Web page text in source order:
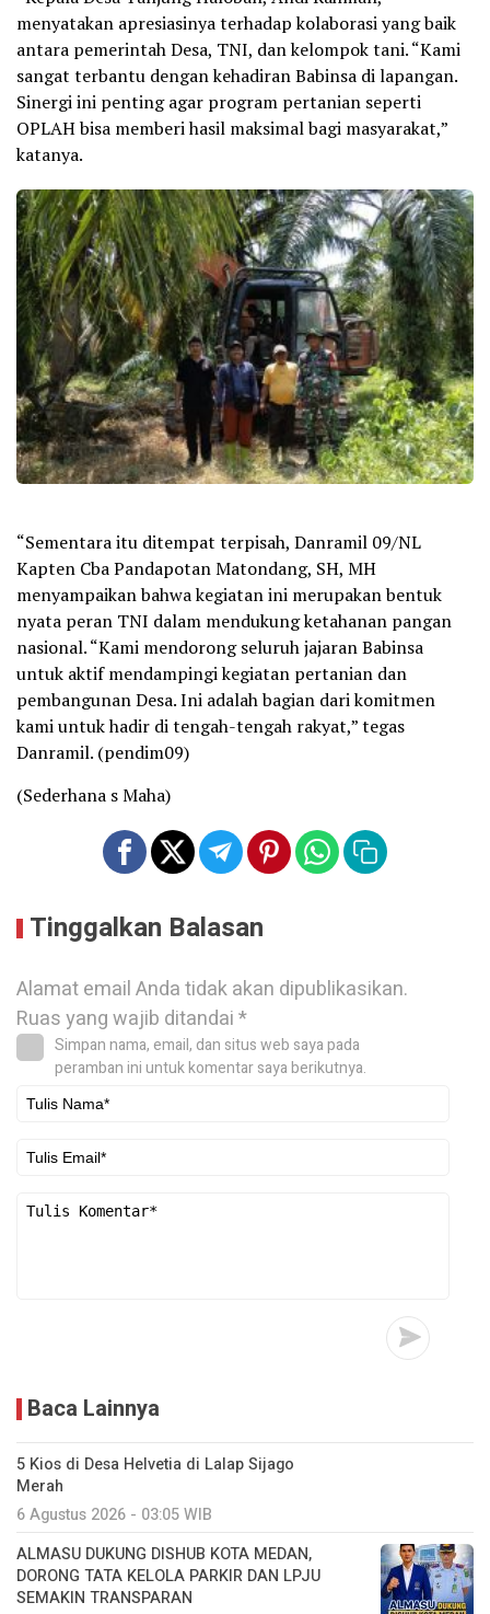
menyatakan apresiasinya terhadap kolaborasi yang baik
antara pemerintah Desa, TNI, dan kelompok tani. “Kami
sangat terbantu dengan kehadiran Babinsa di lapangan.
Sinergi ini penting agar program pertanian seperti
OPLAH bisa memberi hasil maksimal bagi masyarakat,”
katanya.
“Sementara itu ditempat terpisah, Danramil 09/NL
Kapten Cba Pandapotan Matondang, SH, MH
menyampaikan bahwa kegiatan ini merupakan bentuk
nyata peran TNI dalam mendukung ketahanan pangan
nasional. “Kami mendorong seluruh jajaran Babinsa
untuk aktif mendampingi kegiatan pertanian dan
pembangunan Desa. Ini adalah bagian dari komitmen
kami untuk hadir di tengah-tengah rakyat,” tegas
Danramil. (pendim09)
(Sederhana s Maha)
Tinggalkan Balasan
Alamat email Anda tidak akan dipublikasikan.
Ruas yang wajib ditandai*
Simpan nama, email, dan situs web saya pada
peramban ini untuk komentar saya berikutnya.
Baca Lainnya
5 Kios di Desa Helvetia di Lalap Sijago
Merah
6 Agustus 2026 - 03:05 WIB
ALMASU DUKUNG DISHUB KOTA MEDAN,
DORONG TATA KELOLA PARKIR DAN LPJU
SEMAKIN TRANSPARAN